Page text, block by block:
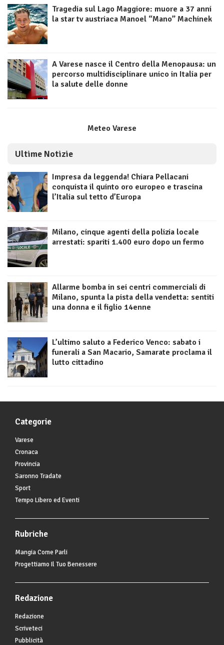
Tragedia sul Lago Maggiore: muore a 37 anni
la star tv austriaca Manoel “Mano” Machinek
A Varese nasce il Centro della Menopausa: un
percorso multidisciplinare unico in Italia per
la salute delle donne
Meteo Varese
Ultime Notizie
Impresa da leggenda! Chiara Pellacani
conquista il quinto oro europeo e trascina
l’Italia sul tetto d’Europa
Milano, cinque agenti della polizia locale
arrestati: spariti 1.400 euro dopo un fermo
Allarme bomba in sei centri commerciali di
Milano, spunta la pista della vendetta: sentiti
una donna e il figlio 14enne
L’ultimo saluto a Federico Venco: sabato i
funerali a San Macario, Samarate proclama il
lutto cittadino
Categorie
Varese
Cronaca
Provincia
Saronno Tradate
Sport
Tempo Libero ed Eventi
Rubriche
Mangia Come Parli
Progettiamo Il Tuo Benessere
Redazione
Redazione
Scriveteci
Pubblicità